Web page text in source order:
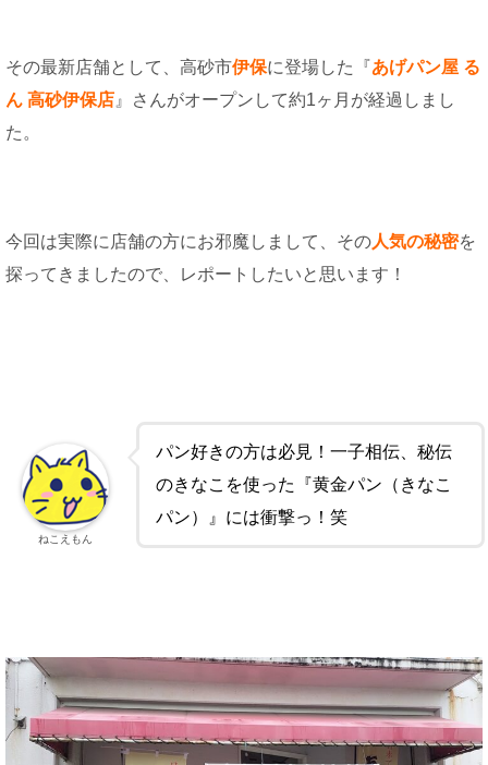
その最新店舗として、高砂市伊保に登場した『あげパン屋 る
ん 高砂伊保店 』さんがオープンして約1ヶ月が経過しまし
た。
今回は実際に店舗の方にお邪魔しまして、その人気の秘密を
探ってきましたので、レポートしたいと思います！
パン好きの方は必見！一子相伝、秘伝
のきなこを使った『黄金パン（きなこ
パン）』には衝撃っ！笑
ねこえもん